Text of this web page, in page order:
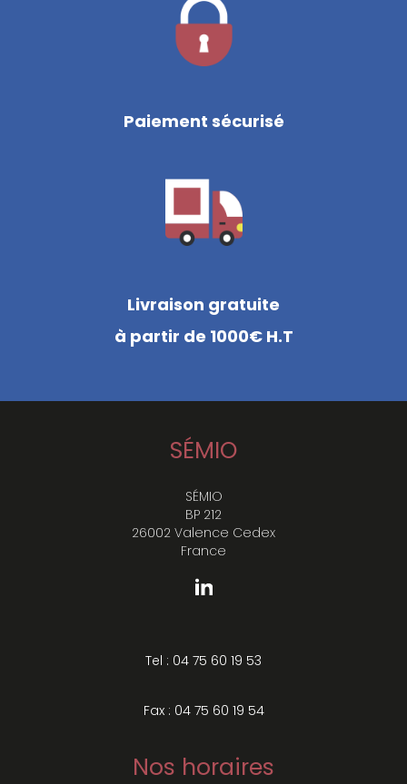
Paiement sécurisé
Livraison gratuite
à partir de 1000€ H.T
SÉMIO
SÉMIO
BP 212
26002 Valence Cedex
France
Tel : 04 75 60 19 53
Fax : 04 75 60 19 54
Nos horaires